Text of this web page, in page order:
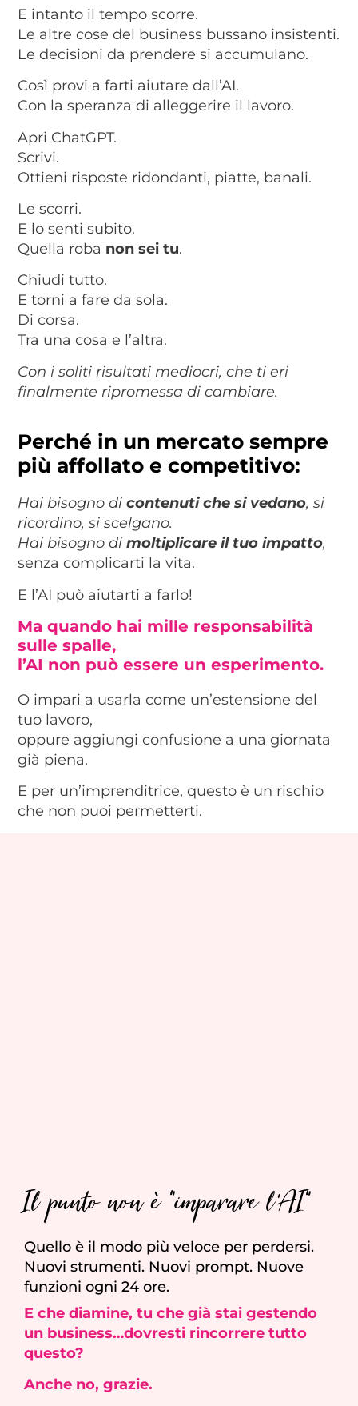
E intanto il tempo scorre.
Le altre cose del business bussano insistenti.
Le decisioni da prendere si accumulano.
Così provi a farti aiutare dall’AI.
Con la speranza di alleggerire il lavoro.
Apri ChatGPT.
Scrivi.
Ottieni risposte ridondanti, piatte, banali.
Le scorri.
E lo senti subito.
Quella roba non sei tu.
Chiudi tutto.
E torni a fare da sola.
Di corsa.
Tra una cosa e l’altra.
Con i soliti risultati mediocri, che ti eri
finalmente ripromessa di cambiare.
Perché in un mercato sempre
più affollato e competitivo:
Hai bisogno dicontenuti che si vedano, si
ricordino, si scelgano.
Hai bisogno dimoltiplicare il tuo impatto,
senza complicarti la vita.
E l’AI può aiutarti a farlo!
Ma quando hai mille responsabilità
sulle spalle,
l’AI non può essere un esperimento.
O impari a usarla come un’estensione del
tuo lavoro,
oppure aggiungi confusione a una giornata
già piena.
E per un’imprenditrice, questo è un rischio
che non puoi permetterti.
Il punto non è "imparare l'AI"
Quello è il modo più veloce per perdersi.
Nuovi strumenti. Nuovi prompt. Nuove
funzioni ogni 24 ore.
E che diamine, tu che già stai gestendo
un business…dovresti rincorrere tutto
questo?
Anche no, grazie.